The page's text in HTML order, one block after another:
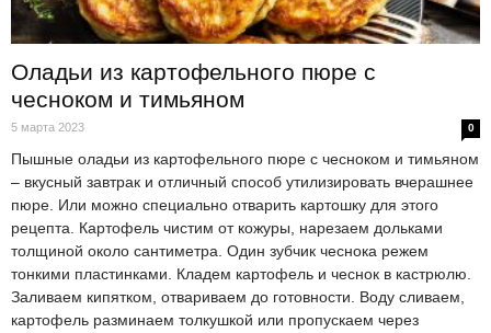
Оладьи из картофельного пюре с
чесноком и тимьяном
5 марта 2023 0
Пышные оладьи из картофельного пюре с чесноком и тимьяном
– вкусный завтрак и отличный способ утилизировать вчерашнее
пюре. Или можно специально отварить картошку для этого
рецепта. Картофель чистим от кожуры, нарезаем дольками
толщиной около сантиметра. Один зубчик чеснока режем
тонкими пластинками. Кладем картофель и чеснок в кастрюлю.
Заливаем кипятком, отвариваем до готовности. Воду сливаем,
картофель разминаем толкушкой или пропускаем через